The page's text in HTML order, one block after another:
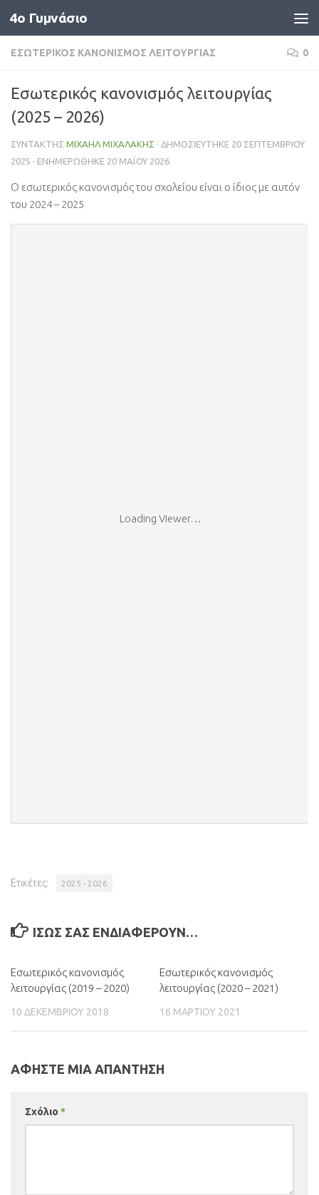
Skip to content
4o Γυμνάσιο
ΕΣΩΤΕΡΙΚΌΣ ΚΑΝΟΝΙΣΜΌΣ ΛΕΙΤΟΥΡΓΊΑΣ 0
Εσωτερικός κανονισμός λειτουργίας
(2025 – 2026)
ΣΥΝΤΆΚΤΗΣ ΜΙΧΑΉΛ ΜΙΧΑΛΆΚΗΣ · ΔΗΜΟΣΙΕΎΤΗΚΕ 20 ΣΕΠΤΕΜΒΡΊΟΥ
2025 · ΕΝΗΜΕΡΏΘΗΚΕ 20 ΜΑΪ́ΟΥ 2026
Ο εσωτερικός κανονισμός του σχολείου είναι ο ίδιος με αυτόν
του 2024 – 2025
Loading Viewer…
Ετικέτες: 2025 - 2026
ΊΣΩΣ ΣΑΣ ΕΝΔΙΑΦΈΡΟΥΝ…
Εσωτερικός κανονισμός
λειτουργίας (2019 – 2020)
10 ΔΕΚΕΜΒΡΊΟΥ 2018
Εσωτερικός κανονισμός
λειτουργίας (2020 – 2021)
16 ΜΑΡΤΊΟΥ 2021
ΑΦΉΣΤΕ ΜΙΑ ΑΠΆΝΤΗΣΗ
Σχόλιο *